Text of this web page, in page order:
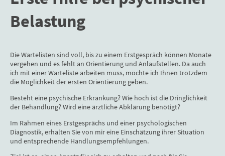
Belastung
Die Wartelisten sind voll, bis zu einem Erstgespräch können Monate
vergehen und es fehlt an Orientierung und Anlaufstellen. Da auch
ich mit einer Warteliste arbeiten muss, möchte ich Ihnen trotzdem
die Möglichkeit der ersten Orientierung geben.
Besteht eine psychische Erkrankung? Wie hoch ist die Dringlichkeit
der Behandlung? Wird eine ärztliche Abklärung benötigt?
Im Rahmen eines Erstgesprächs und einer psychologischen
Diagnostik, erhalten Sie von mir eine Einschätzung ihrer Situation
und entsprechende Handlungsempfehlungen.